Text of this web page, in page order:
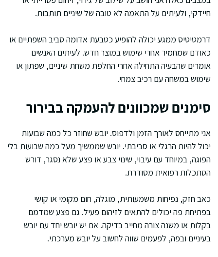
חיידקי, ולעיתים על התאמה לא טובה של שיניים תותבות.
דרמטיטיס ממגע יכולה להופיע כטבעת אדומה סביב השפתיים או
כאודם שמחמיר אחרי שימוש במוצר חדש. לעיתים האנשים
אומרים שהבעיה התחילה אחרי החלפת משחת שיניים, שפתון או
שימוש במשחה עם רכיב צמחי.
סימנים שמכוונים להעמקה בבירור
אני מתייחס לאורך הזמן ולדפוס. יובש שחוזר כל כמה שבועות
יכול להיות הרגלי או סביבתי. יובש שממשיך מעל כמה שבועות בלי
הפוגה, במיוחד עם עיבוי, שינוי צבע או פצע שלא נסגר, דורש
הסתכלות רפואית מסודרת.
כאב חזק, נפיחות משמעותית, מוגלה, חום מקומי או קושי
בפתיחת פה יכולים להתאים לזיהום פעיל. גם פצע שמדמם
בקלות או משנה צורה מחייב בדיקה. אם יש יובש יחד עם יובש
בעיניים ובפה, לפעמים שווה לחשוב על יובש מערכתי.